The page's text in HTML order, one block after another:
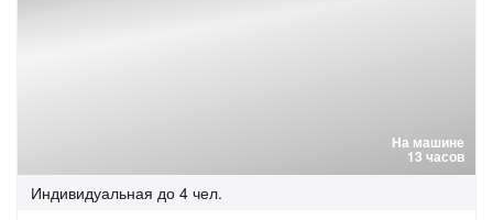
На машине
13 часов
Индивидуальная до 4 чел.